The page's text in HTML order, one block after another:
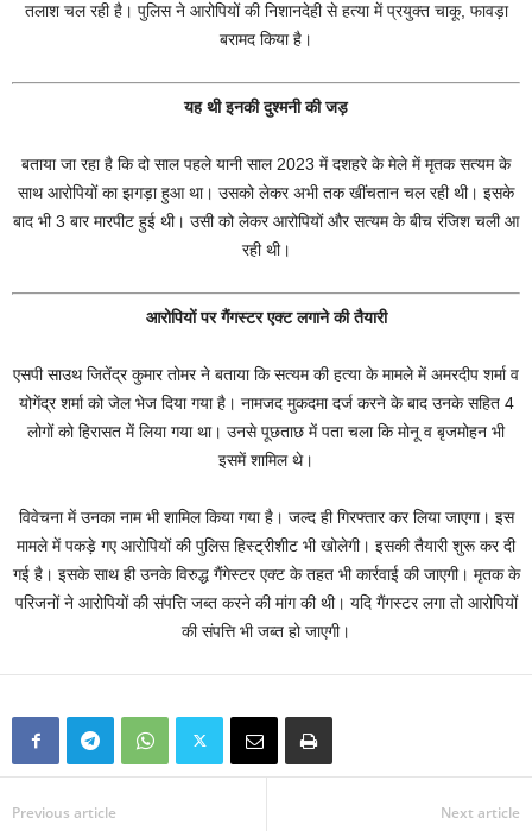
तलाश चल रही है। पुलिस ने आरोपियों की निशानदेही से हत्या में प्रयुक्त चाकू, फावड़ा
बरामद किया है।
यह थी इनकी दुश्मनी की जड़
बताया जा रहा है कि दो साल पहले यानी साल 2023 में दशहरे के मेले में मृतक सत्यम के
साथ आरोपियों का झगड़ा हुआ था। उसको लेकर अभी तक खींचतान चल रही थी। इसके
बाद भी 3 बार मारपीट हुई थी। उसी को लेकर आरोपियों और सत्यम के बीच रंजिश चली आ
रही थी।
आरोपियों पर गैंगस्टर एक्ट लगाने की तैयारी
एसपी साउथ जितेंद्र कुमार तोमर ने बताया कि सत्यम की हत्या के मामले में अमरदीप शर्मा व
योगेंद्र शर्मा को जेल भेज दिया गया है। नामजद मुकदमा दर्ज करने के बाद उनके सहित 4
लोगों को हिरासत में लिया गया था। उनसे पूछताछ में पता चला कि मोनू व बृजमोहन भी
इसमें शामिल थे।
विवेचना में उनका नाम भी शामिल किया गया है। जल्द ही गिरफ्तार कर लिया जाएगा। इस
मामले में पकड़े गए आरोपियों की पुलिस हिस्ट्रीशीट भी खोलेगी। इसकी तैयारी शुरू कर दी
गई है। इसके साथ ही उनके विरुद्ध गैंगेस्टर एक्ट के तहत भी कार्रवाई की जाएगी। मृतक के
परिजनों ने आरोपियों की संपत्ति जब्त करने की मांग की थी। यदि गैंगस्टर लगा तो आरोपियों
की संपत्ति भी जब्त हो जाएगी।
Previous article Next article